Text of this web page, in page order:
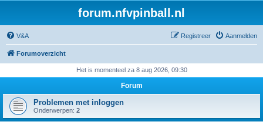
forum.nfvpinball.nl
V&A Aanmelden
Registreer
Forumoverzicht
Het is momenteel za 8 aug 2026, 09:30
Forum
Problemen met inloggen
Onderwerpen: 2